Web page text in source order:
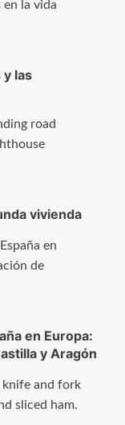
y las
vivienda
en Europa:
y Aragón